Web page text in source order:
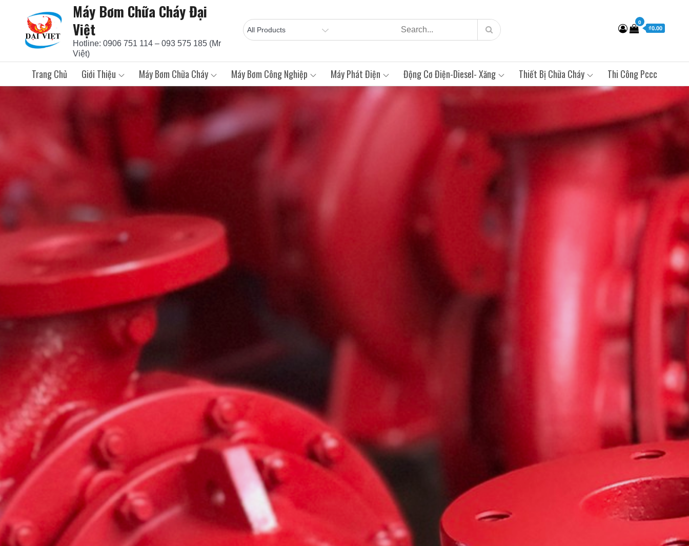
content
Máy Bơm Chữa Cháy Đại
Việt
Hotline: 0906 751 114 – 093 575 185 (Mr
Việt)
0
₫0.00
Trang Chủ Giới Thiệu Máy Bơm Chữa Cháy Máy Bơm Công Nghiệp Máy Phát Điện Động Cơ Điện-Diesel- Xăng Thiết Bị Chữa Cháy Thi Công Pccc